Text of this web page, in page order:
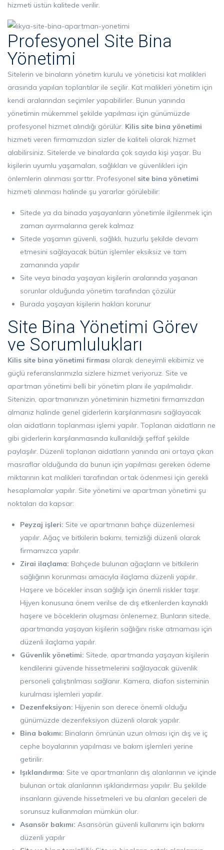
hizmeti üstün kalitede verilir.
Profesyonel Site Bina
Yönetimi
Sitelerin ve binaların yönetim kurulu ve yöneticisi kat malikleri
arasında yapılan toplantılar ile seçilir. Kat malikleri yönetim için
kendi aralarından seçimler yapabilirler. Bunun yanında
yönetimin mükemmel şekilde yapılması için günümüzde
profesyonel hizmet alındığı görülür. Kilis site bina yönetimi
hizmeti veren firmamızdan sizler de kaliteli olarak hizmet
alabilirsiniz. Sitelerde ve binalarda çok sayıda kişi yaşar. Bu
kişilerin uyumlu yaşamaları, sağlıkları ve güvenlikleri için
önlemlerin alınması şarttır. Profesyonel site bina yönetimi
hizmeti alınması halinde şu yararlar görülebilir:
Sitede ya da binada yaşayanların yönetimle ilgilenmek için
zaman ayırmalarına gerek kalmaz
Sitede yaşamın güvenli, sağlıklı, huzurlu şekilde devam
etmesini sağlayacak bütün işlemler eksiksiz ve tam
zamanında yapılır
Site veya binada yaşayan kişilerin aralarında yaşanan
sorunlar olduğunda yönetim tarafından çözülür
Burada yaşayan kişilerin hakları korunur
Site Bina Yönetimi Görev
ve Sorumlulukları
Kilis site bina yönetimi firması olarak deneyimli ekibimiz ve
güçlü referanslarımızla sizlere hizmet veriyoruz. Site ve
apartman yönetimi belli bir yönetim planı ile yapılmalıdır.
Sitenizin, apartmanınızın yönetiminin hizmetini firmamızdan
almanız halinde genel giderlerin karşılanmasını sağlayacak
olan aidatların toplanması işlemi yapılır. Toplanan aidatların ne
gibi giderlerin karşılanmasında kullanıldığı şeffaf şekilde
paylaşılır. Düzenli toplanan aidatların yanında ani ortaya çıkan
masraflar olduğunda da bunun için yapılması gereken ödeme
miktarının kat malikleri tarafından ortak ödenmesi için gerekli
hesaplamalar yapılır. Site yönetimi ve apartman yönetimi şu
noktaları da kapsar:
Peyzaj işleri: Site ve apartmanın bahçe düzenlemesi
yapılır. Ağaç ve bitkilerin bakımı, temizliği düzenli olarak
firmamızca yapılır.
Zirai ilaçlama: Bahçede bulunan ağaçların ve bitkilerin
sağlığının korunması amacıyla ilaçlama düzenli yapılır.
Haşere ve böcekler insan sağlığı için önemli riskler taşır.
Hijyen konusuna önem verilse de dış etkenlerden kaynaklı
haşere ve böceklerin oluşması önlenemez. Bunların sitede,
apartmanda yaşayan kişilerin sağlığını riske atmaması için
düzenli ilaçlama yapılır.
Güvenlik yönetimi: Sitede, apartmanda yaşayan kişilerin
kendilerini güvende hissetmelerini sağlayacak güvenlik
personeli çalıştırılması sağlanır. Kamera, diafon sisteminin
kurulması işlemleri yapılır.
Dezenfeksiyon: Hijyenin son derece önemli olduğu
günümüzde dezenfeksiyon düzenli olarak yapılır.
Bina bakımı: Binaların ömrünün uzun olması için dış ve iç
cephe boyalarının yapılması ve bakım işlemleri yerine
getirilir.
Işıklandırma: Site ve apartmanların dış alanlarının ve içinde
bulunan ortak alanlarının ışıklandırması yapılır. Bu şekilde
insanların güvende hissetmeleri ve bu alanları geceleri de
sorunsuz kullanmaları mümkün olur.
Asansör bakımı: Asansörün güvenli kullanımı için bakımı
düzenli yapılır